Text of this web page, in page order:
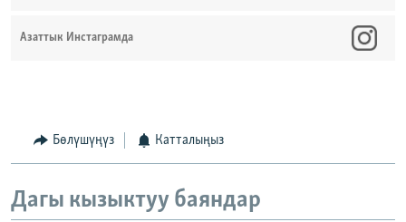
Азаттык Инстаграмда
Бөлүшүңүз Катталыңыз
Дагы кызыктуу баяндар